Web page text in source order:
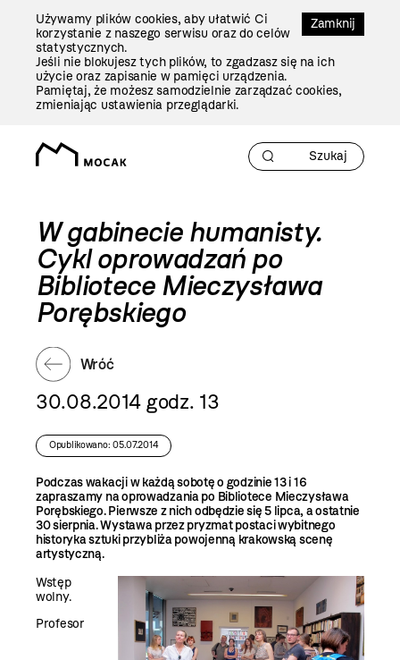
Zamknij
Używamy plików cookies, aby ułatwić Ci
korzystanie z naszego serwisu oraz do celów
statystycznych.
Jeśli nie blokujesz tych plików, to zgadzasz się na ich
użycie oraz zapisanie w pamięci urządzenia.
Pamiętaj, że możesz samodzielnie zarządzać cookies,
zmieniając ustawienia przeglądarki.
W gabinecie humanisty.
Cykl oprowadzań po
Bibliotece Mieczysława
Porębskiego
Wróć
30.08.2014 godz. 13
Opublikowano: 05.07.2014
Podczas wakacji w każdą sobotę o godzinie 13 i 16
zapraszamy na oprowadzania po Bibliotece Mieczysława
Porębskiego. Pierwsze z nich odbędzie się 5 lipca, a ostatnie
30 sierpnia. Wystawa przez pryzmat postaci wybitnego
historyka sztuki przybliża powojenną krakowską scenę
artystyczną.
Wstęp
wolny.
Profesor